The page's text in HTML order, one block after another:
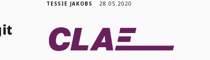
TESSIE JAKOBS 28.05.2020